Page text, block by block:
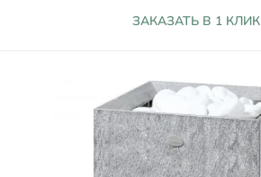
ЗАКАЗАТЬ В 1 КЛИК